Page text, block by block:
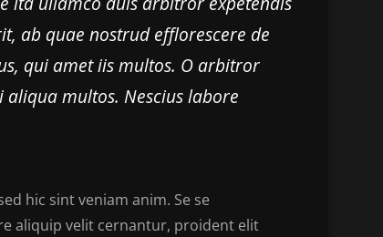
ab quae nostrud efflorescere de
qui amet iis multos. O arbitror
multos. Nescius labore
hic sint veniam anim. Se se
aliquip velit cernantur, proident elit